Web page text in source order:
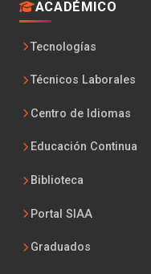
ACADÉMICO
Tecnologías
Técnicos Laborales
Centro de Idiomas
Educación Continua
Biblioteca
Portal SIAA
Graduados